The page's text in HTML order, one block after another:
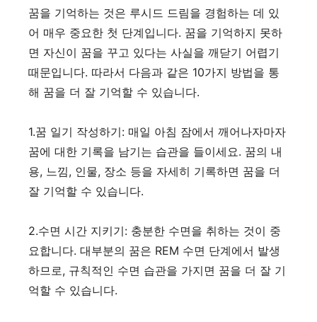
꿈을 기억하는 것은 루시드 드림을 경험하는 데 있
어 매우 중요한 첫 단계입니다. 꿈을 기억하지 못하
면 자신이 꿈을 꾸고 있다는 사실을 깨닫기 어렵기
때문입니다. 따라서 다음과 같은 10가지 방법을 통
해 꿈을 더 잘 기억할 수 있습니다.
1.꿈 일기 작성하기: 매일 아침 잠에서 깨어나자마자
꿈에 대한 기록을 남기는 습관을 들이세요. 꿈의 내
용, 느낌, 인물, 장소 등을 자세히 기록하면 꿈을 더
잘 기억할 수 있습니다.
2.수면 시간 지키기: 충분한 수면을 취하는 것이 중
요합니다. 대부분의 꿈은 REM 수면 단계에서 발생
하므로, 규칙적인 수면 습관을 가지면 꿈을 더 잘 기
억할 수 있습니다.